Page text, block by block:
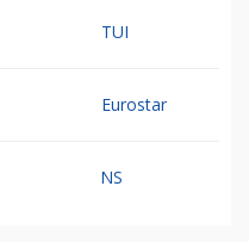
TUI
Eurostar
NS